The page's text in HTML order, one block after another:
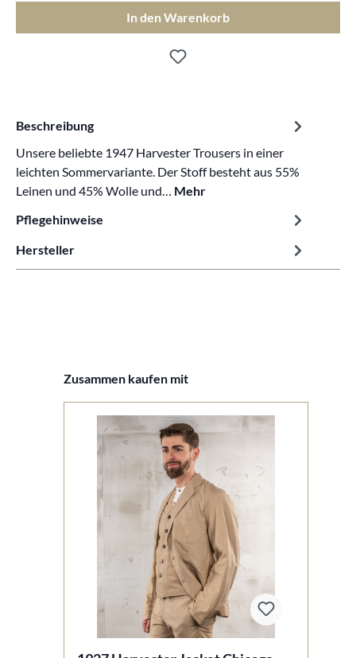
In den Warenkorb
Beschreibung
Unsere beliebte 1947 Harvester Trousers in einer
leichten Sommervariante. Der Stoff besteht aus 55%
Leinen und 45% Wolle und… Mehr
Pflegehinweise
Hersteller
Produktgalerie überspringen
Zusammen kaufen mit